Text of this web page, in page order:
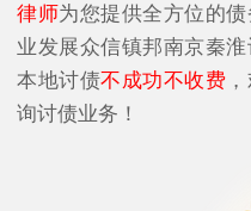
律师为您提供全方位的债
业发展众信镇邦南京秦
本地讨债不成功不收费
询讨债业务！